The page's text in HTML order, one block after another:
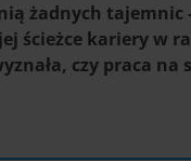
żadnych tajemnic
ścieżce kariery w
czy praca na